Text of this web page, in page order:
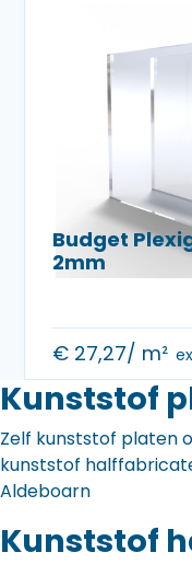
Budget
2mm
€27,27/ m²
Kunststof
Zelf kunststof platen
kunststof
Aldeboarn
Kunststof